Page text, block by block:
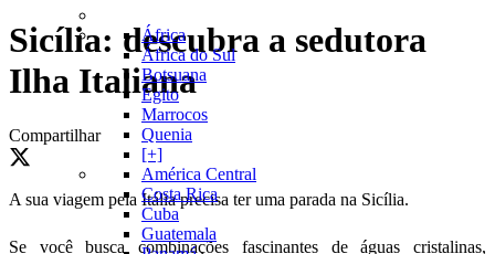
África
África do Sul
Botsuana
Egito
Marrocos
Quenia
[+]
América Central
Costa Rica
Cuba
Guatemala
Sicília: descubra a sedutora
Ilha Italiana
Compartilhar
A sua viagem pela Itália precisa ter uma parada na Sicília.
Se você busca combinações fascinantes de águas cristalinas,